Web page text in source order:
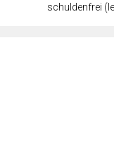
schuldenfrei